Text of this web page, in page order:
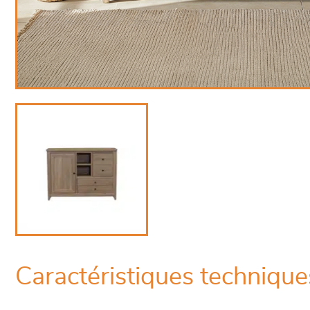
Caractéristiques